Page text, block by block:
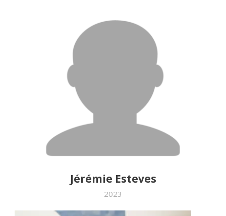
Jérémie Esteves
2023